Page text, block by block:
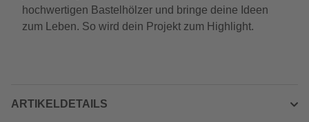
hochwertigen Bastelhölzer und bringe deine Ideen
zum Leben. So wird dein Projekt zum Highlight.
ARTIKELDETAILS